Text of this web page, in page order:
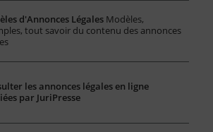
d'Annonces Légales Modèles,
tout savoir du contenu des annonces
les annonces légales en ligne
par JuriPresse